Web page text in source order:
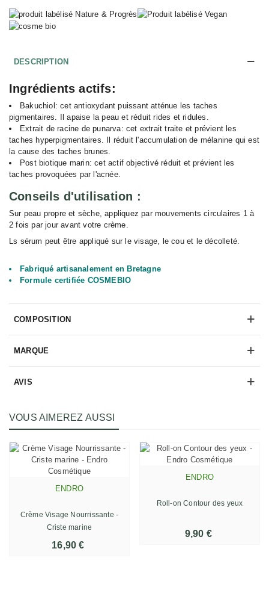
DESCRIPTION
Ingrédients actifs:
Bakuchiol: cet antioxydant puissant atténue les taches
pigmentaires. Il apaise la peau et réduit rides et ridules.
Extrait de racine de punarva: cet extrait traite et prévient les
taches hyperpigmentaires. Il réduit l'accumulation de mélanine qui est
la cause des taches brunes.
Post biotique marin: cet actif objectivé réduit et prévient les
taches provoquées par l'acnée.
Conseils d'utilisation :
Sur peau propre et sèche, appliquez par mouvements circulaires 1 à
2 fois par jour avant votre crème.
Ls sérum peut être appliqué sur le visage, le cou et le décolleté.
Fabriqué artisanalement en Bretagne
Formule certifiée COSMEBIO
COMPOSITION
MARQUE
AVIS
VOUS AIMEREZ AUSSI
ENDRO
Crème Visage Nourrissante -
Criste marine
16,90 €
ENDRO
Roll-on Contour des yeux
9,90 €